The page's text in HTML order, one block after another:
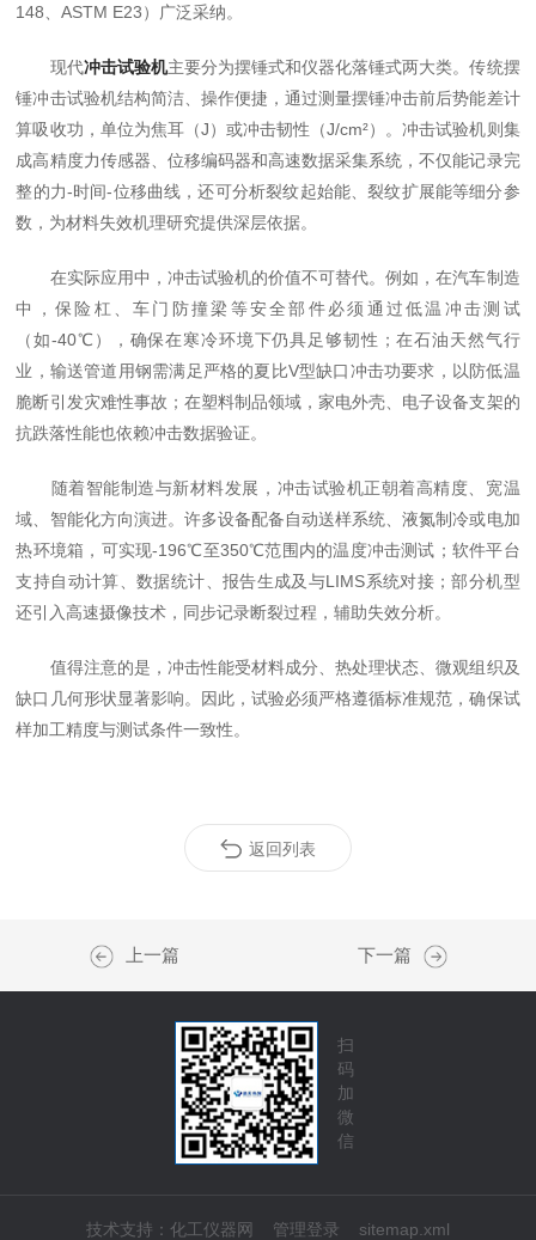
148、ASTM E23）广泛采纳。
现代冲击试验机主要分为摆锤式和仪器化落锤式两大类。传统摆
锤冲击试验机结构简洁、操作便捷，通过测量摆锤冲击前后势能差计
算吸收功，单位为焦耳（J）或冲击韧性（J/cm²）。冲击试验机则集
成高精度力传感器、位移编码器和高速数据采集系统，不仅能记录完
整的力-时间-位移曲线，还可分析裂纹起始能、裂纹扩展能等细分参
数，为材料失效机理研究提供深层依据。
在实际应用中，冲击试验机的价值不可替代。例如，在汽车制造
中，保险杠、车门防撞梁等安全部件必须通过低温冲击测试
（如-40℃），确保在寒冷环境下仍具足够韧性；在石油天然气行
业，输送管道用钢需满足严格的夏比V型缺口冲击功要求，以防低温
脆断引发灾难性事故；在塑料制品领域，家电外壳、电子设备支架的
抗跌落性能也依赖冲击数据验证。
随着智能制造与新材料发展，冲击试验机正朝着高精度、宽温
域、智能化方向演进。许多设备配备自动送样系统、液氮制冷或电加
热环境箱，可实现-196℃至350℃范围内的温度冲击测试；软件平台
支持自动计算、数据统计、报告生成及与LIMS系统对接；部分机型
还引入高速摄像技术，同步记录断裂过程，辅助失效分析。
值得注意的是，冲击性能受材料成分、热处理状态、微观组织及
缺口几何形状显著影响。因此，试验必须严格遵循标准规范，确保试
样加工精度与测试条件一致性。
返回列表
上一篇 下一篇
扫
码
加
微
信
技术支持： 化工仪器网 管理登录 sitemap.xml